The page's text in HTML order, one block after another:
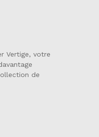
Vertige, votre
de